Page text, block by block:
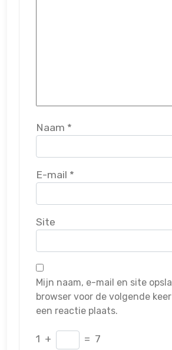
Naam *
E-mail *
Site
Mijn naam, e-mail en site
browser voor de volgende
een reactie plaats.
1 + = 7